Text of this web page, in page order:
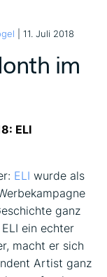
| 11. Juli 2018
im
ELI
ELI wurde als
ganz
ein echter
macht er sich
Artist ganz